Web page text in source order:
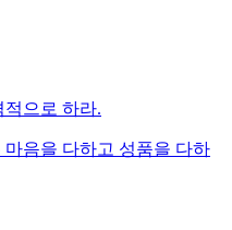
으로 하라.
마음을 다하고 성품을 다하